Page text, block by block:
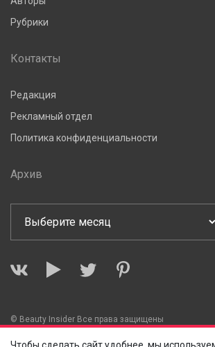
Рубрики
Контакты
Редакция
Рекламный отдел
Политика конфиденциальности
Архив
© Beauty Insider Все права защищены